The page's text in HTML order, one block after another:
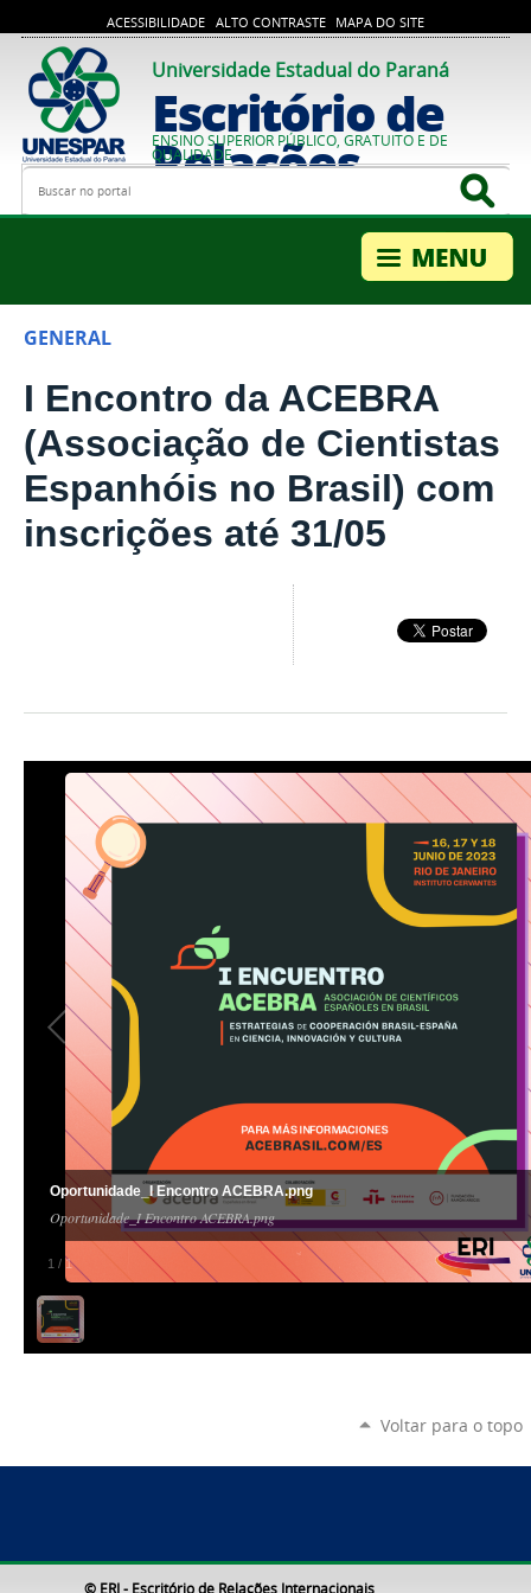
ACESSIBILIDADE ALTO CONTRASTE MAPA DO SITE
Universidade Estadual do Paraná
Escritório de
Relações
Internacionais
ENSINO SUPERIOR PÚBLICO, GRATUITO E DE
QUALIDADE
Busca
GENERAL
I Encontro da ACEBRA
(Associação de Cientistas
Espanhóis no Brasil) com
inscrições até 31/05
1 / 1
Oportunidade_I Encontro ACEBRA.png
Oportunidade_I Encontro ACEBRA.png
Voltar para o topo
© ERI - Escritório de Relações Internacionais